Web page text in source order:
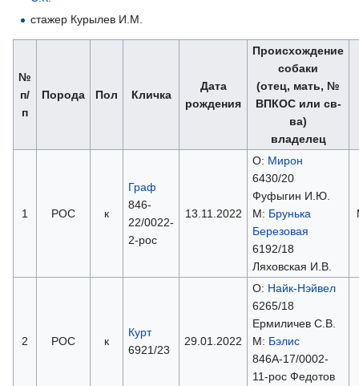
стажер Курылев И.М.
№
п/
п
Порода Пол Кличка
Дата
рождения
Происхождение
собаки
(отец, мать, №
ВПКОС или св-
ва)
владелец
1 РОС к
Граф
846-
22/0022-
2-рос
13.11.2022
О: Мирон
6430/20
Фуфыгин И.Ю.
М: Брунька
Березовая
6192/18
Ляховская И.В.
2 РОС к
Курт
6921/23
29.01.2022
О: Найк-Нэйвел
6265/18
Ермиличев С.В.
М: Бэлис
846А-17/0002-
11-рос Федотов